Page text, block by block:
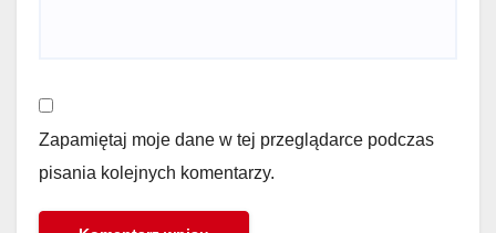
Zapamiętaj moje dane w tej przeglądarce podczas
pisania kolejnych komentarzy.